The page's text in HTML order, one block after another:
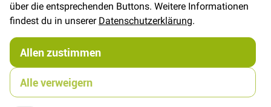
über die entsprechenden Buttons. Weitere Informationen
findest du in unsererDatenschutzerklärung.
Allen zustimmen
Alle verweigern
VerfügbarkeitAuf Lager
3,50 €
€/METER(Freie Eingabe)